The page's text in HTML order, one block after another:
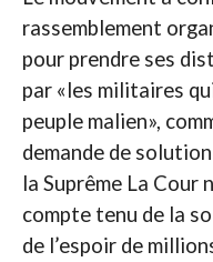
rassemblement
pour prendre ses
par «les militaires
peuple malien»,
demande de
la Suprême La Cour
compte tenu de la
de l’espoir de